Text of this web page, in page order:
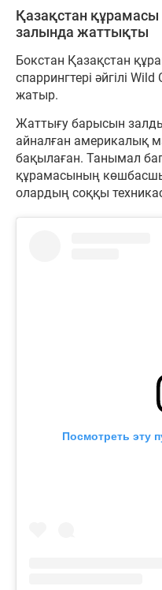
Қазақстан
залында жаттықты
Бокстан Қазақстан
спаррингтері әйгілі
жатыр.
Жаттығу барысын
айналған америкалық
бақылаған. Танымал
құрамасының
олардың соққы
Посмотреть эту